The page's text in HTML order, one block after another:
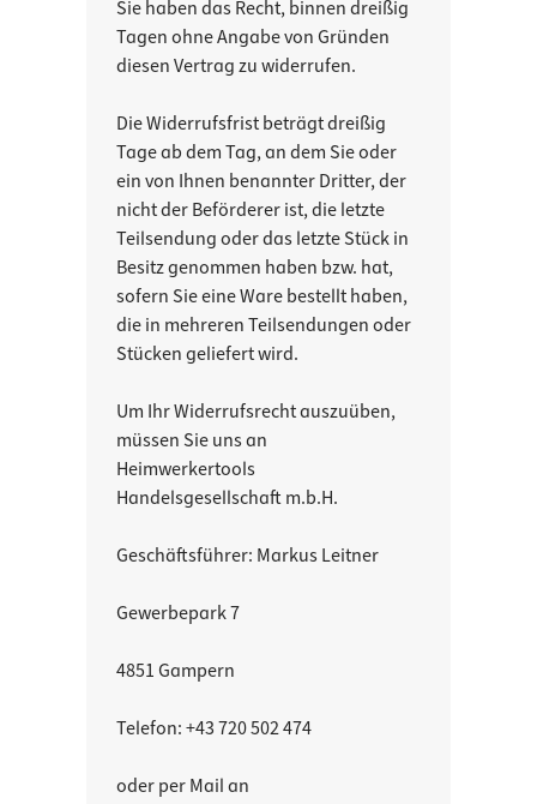
Sie haben das Recht, binnen dreißig
Tagen ohne Angabe von Gründen
diesen Vertrag zu widerrufen.
Die Widerrufsfrist beträgt dreißig
Tage ab dem Tag, an dem Sie oder
ein von Ihnen benannter Dritter, der
nicht der Beförderer ist, die letzte
Teilsendung oder das letzte Stück in
Besitz genommen haben bzw. hat,
sofern Sie eine Ware bestellt haben,
die in mehreren Teilsendungen oder
Stücken geliefert wird.
Um Ihr Widerrufsrecht auszuüben,
müssen Sie uns an
Heimwerkertools
Handelsgesellschaft m.b.H.
Geschäftsführer: Markus Leitner
Gewerbepark 7
4851 Gampern
Telefon: +43 720 502 474
oder per Mail an